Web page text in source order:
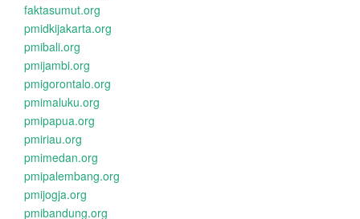
faktasumut.org
pmidkijakarta.org
pmibali.org
pmijambi.org
pmigorontalo.org
pmimaluku.org
pmipapua.org
pmiriau.org
pmimedan.org
pmipalembang.org
pmijogja.org
pmibandung.org